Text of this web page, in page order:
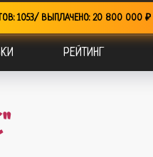
1053/ ВЫПЛАЧЕНО: 20 800 000 ₽
РЕЙТИНГ